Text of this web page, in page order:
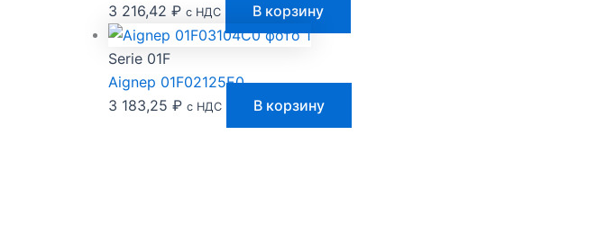
3 216,42 ₽ с НДС В корзину
Serie 01F
Aignep 01F02125E0
3 183,25 ₽ с НДС В корзину